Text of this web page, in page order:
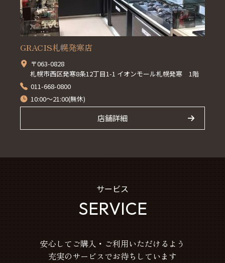
GRACIS札幌発寒店
〒063-0828
札幌市西区発寒8条12丁目1-1 イオンモール札幌発寒 1階
011-668-0800
10:00～21:00(無休)
店舗詳細
サービス
SERVICE
安心してご購入・ご利用いただけるよう
充実のサービスでお待ちしています